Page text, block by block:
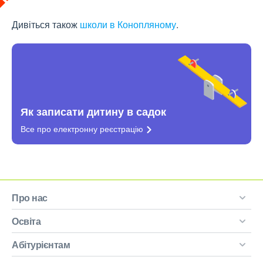
Дивіться також школи в Конопляному.
Як записати дитину в садок
Все про електронну реєстрацію
Про нас
Освіта
Абітурієнтам